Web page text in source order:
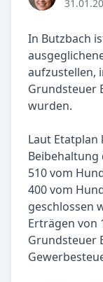
In Butzbach
aufzustellen,
Grundsteuer
wurden.
Laut Etatplan
Beibehaltung
510 vom
400 vom
geschlossen
Erträgen von
Grundsteuer